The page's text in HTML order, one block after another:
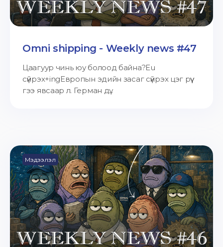
Omni shipping - Weekly news #47
Цаагуур чинь юу болоод байна?Eu
сүйрэх+ingЕвропын эдийн засаг сүйрэх цэг рүү
гээ явсаар л. Герман дү...
Мэдээлэл